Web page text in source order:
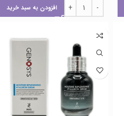
افزودن به سبد خرید